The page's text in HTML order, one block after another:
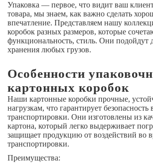
Упаковка — первое, что видит ваш
товара, мы знаем, как важно сделать
впечатление. Представляем нашу
коробок разных размеров, которые
функциональность, стиль. Они подойдут
хранения любых грузов.
Особенности
картонных коробок
Наши картонные коробки прочные,
нагрузкам, что гарантирует безопасность
транспортировки. Они изготовлены из
картона, который легко выдерживает
защищает продукцию от воздействий во
транспортировки.
Преимущества: